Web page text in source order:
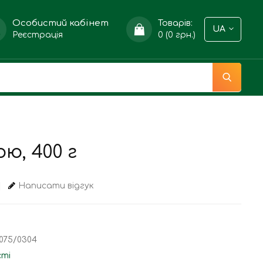
Особистий кабінет
Реєстрація
Товарів:
0 (0 грн.)
UA
400 г
Написати відгук
0304